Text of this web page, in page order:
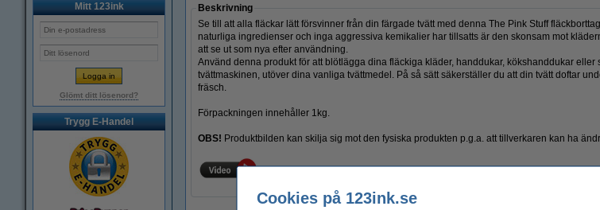
Mitt 123ink
Glömt ditt lösenord?
Trygg E-Handel
Beskrivning
Se till att alla fläckar lätt försvinner från din färgade tvätt med denna The Pink Stuff
naturliga ingredienser och inga aggressiva kemikalier har tillsatts är den skonsam mot
att se ut som nya efter användning.
Använd denna produkt för att blötlägga dina fläckiga kläder, handdukar, kökshanddukar
tvättmaskinen, utöver dina vanliga tvättmedel. På så sätt säkerställer du att din tvätt doftar
fräsch.
Förpackningen innehåller 1kg.
OBS! Produktbilden kan skilja sig mot den fysiska produkten p.g.a. att tillverkaren kan ha
Cookies på 123ink.se